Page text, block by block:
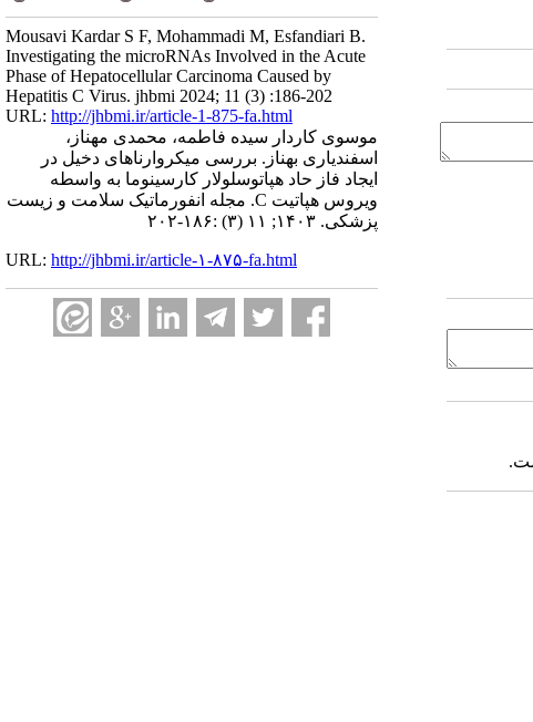
Mousavi Kardar S F, Mohammadi M, Esfandiari B.
Investigating the microRNAs Involved in the Acute
Phase of Hepatocellular Carcinoma Caused by
Hepatitis C Virus. jhbmi 2024; 11 (3) :186-202
URL: http://jhbmi.ir/article-1-875-fa.html
موسوی کاردار سیده فاطمه، محمدی مهناز،
اسفندیاری بهناز. بررسی میکروارناهای دخیل در
ایجاد فاز حاد هپاتوسلولار کارسینوما به واسطه
ویروس هپاتیت C. مجله انفورماتیک سلامت و زیست
پزشکی. ۱۴۰۳; ۱۱ (۳) :۱۸۶-۲۰۲
URL: http://jhbmi.ir/article-۱-۸۷۵-fa.html